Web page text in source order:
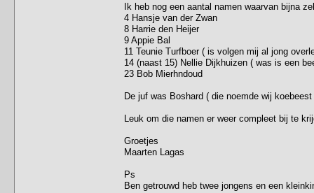
Ik heb nog een aantal namen waarvan bijna
4 Hansje van der Zwan
8 Harrie den Heijer
9 Appie Bal
11 Teunie Turfboer ( is volgen mij al jong
14 (naast 15) Nellie Dijkhuizen ( was is een
23 Bob Mierhndoud
De juf was Boshard ( die noemde wij koebeest
Leuk om die namen er weer compleet bij te
Groetjes
Maarten Lagas
Ps
Ben getrouwd heb twee jongens en een